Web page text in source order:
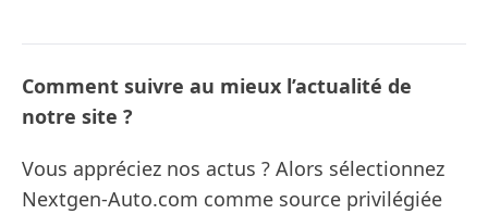
Comment suivre au mieux l’actualité de
notre site ?
Vous appréciez nos actus ? Alors sélectionnez
Nextgen-Auto.com comme source privilégiée